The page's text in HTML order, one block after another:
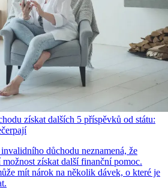
získat dalších 5 příspěvků od státu:
důchodu neznamená, že
získat další finanční pomoc.
mít nárok na několik dávek, o které je